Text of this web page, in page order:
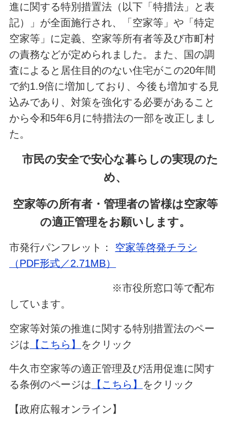
進に関する特別措置法（以下「特措法」と表
記）」が全面施行され、「空家等」や「特定
空家等」に定義、空家等所有者等及び市町村
の責務などが定められました。また、国の調
査によると居住目的のない住宅がこの20年間
で約1.9倍に増加しており、今後も増加する見
込みであり、対策を強化する必要があること
から令和5年6月に特措法の一部を改正しまし
た。
市民の安全で安心な暮らしの実現のた
め、
空家等の所有者・管理者の皆様は空家等
の適正管理をお願いします。
市発行パンフレット： 空家等啓発チラシ
（PDF形式／2.71MB）
※市役所窓口等で配布
しています。
空家等対策の推進に関する特別措置法のペー
ジは 【こちら】 をクリック
牛久市空家等の適正管理及び活用促進に関す
る条例のページは 【こちら】 をクリック
【政府広報オンライン】